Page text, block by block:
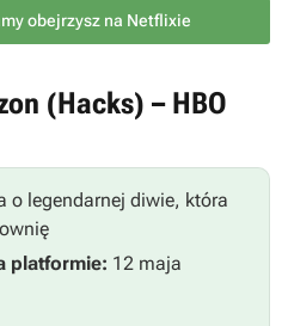
obejrzysz na Netflixie
(Hacks) – HBO
o legendarnej diwie, która
platformie: 12 maja